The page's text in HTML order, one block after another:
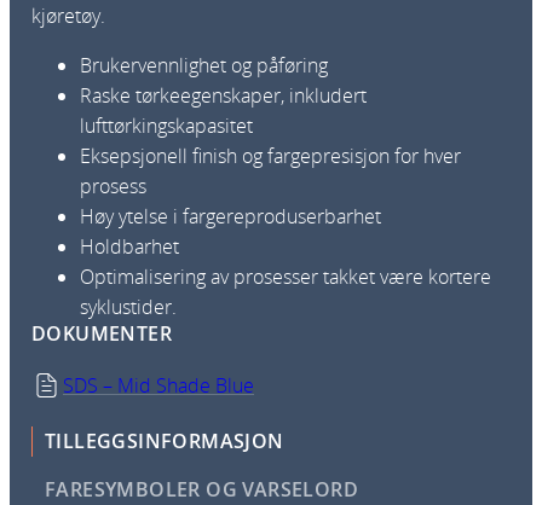
kjøretøy.
Brukervennlighet og påføring
Raske tørkeegenskaper, inkludert
lufttørkingskapasitet
Eksepsjonell finish og fargepresisjon for hver
prosess
Høy ytelse i fargereproduserbarhet
Holdbarhet
Optimalisering av prosesser takket være kortere
syklustider.
DOKUMENTER
SDS – Mid Shade Blue
TILLEGGSINFORMASJON
FARESYMBOLER OG VARSELORD